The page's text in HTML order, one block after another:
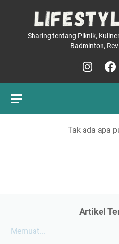
Sharing tentang Piknik,
Badminton,
Tak ada apa
Artikel
Memuat...